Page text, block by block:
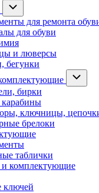
для ремонта
для обуви
и люверсы
бегунки
бирки
карабины
ключницы,
брелоки
таблички
комплектующие
ключей